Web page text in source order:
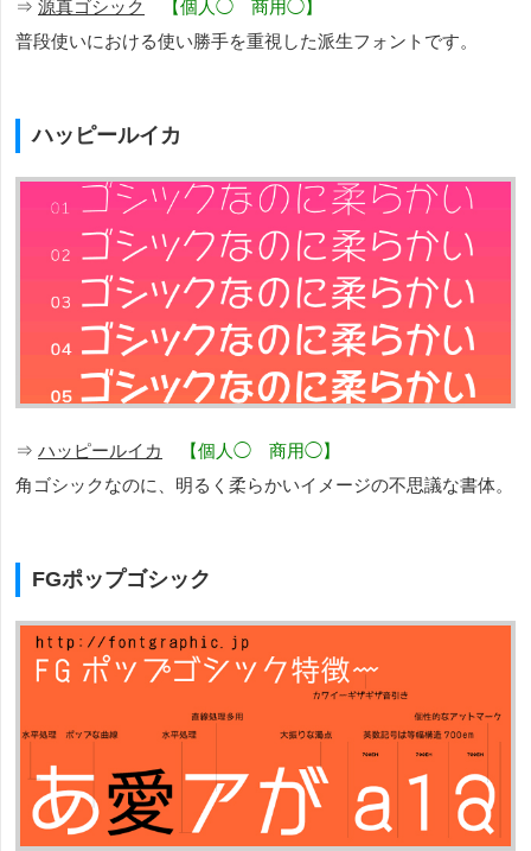
⇒ 源真ゴシック
【個人◯ 商用◯】
普段使いにおける使い勝手を重視した派生フォントです。
ハッピールイカ
⇒ ハッピールイカ
【個人◯ 商用◯】
角ゴシックなのに、明るく柔らかいイメージの不思議な書体。
FGポップゴシック